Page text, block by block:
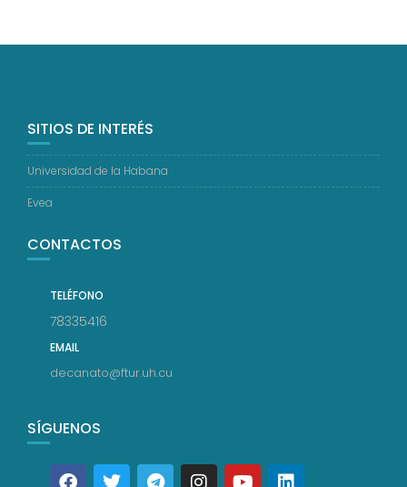
SITIOS DE INTERÉS
Universidad de la Habana
Evea
CONTACTOS
TELÉFONO
78335416
EMAIL
decanato@ftur.uh.cu
SÍGUENOS